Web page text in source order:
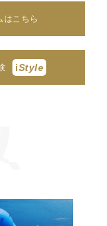
はこちら
iStyle